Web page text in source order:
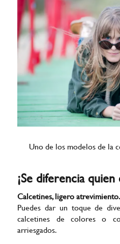
Uno de los modelos de la
¡Se diferencia
Calcetines, ligero atrevimiento.
Puedes dar un toque de
calcetines de colores o
arriesgados.